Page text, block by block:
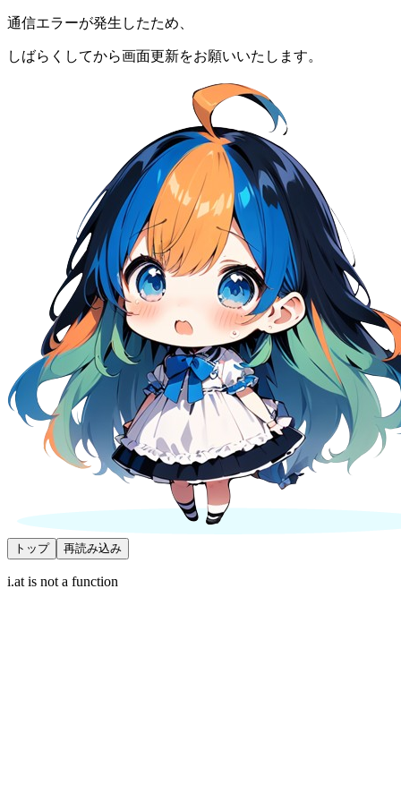
通信エラーが発生したため、
しばらくしてから画面更新をお願いいたします。
トップ 再読み込み
i.at is not a function